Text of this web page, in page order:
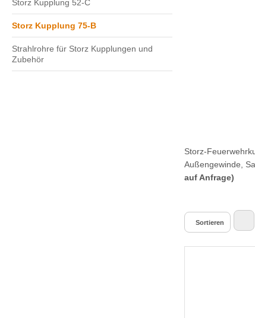
Storz Kupplung 52-C
Storz Kupplung 75-B
Strahlrohre für Storz Kupplungen und
Zubehör
Storz-
Außengewinde,
auf Anfrage)
Sortieren